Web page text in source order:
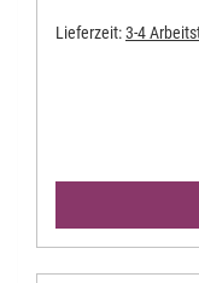
Lieferzeit:3-4